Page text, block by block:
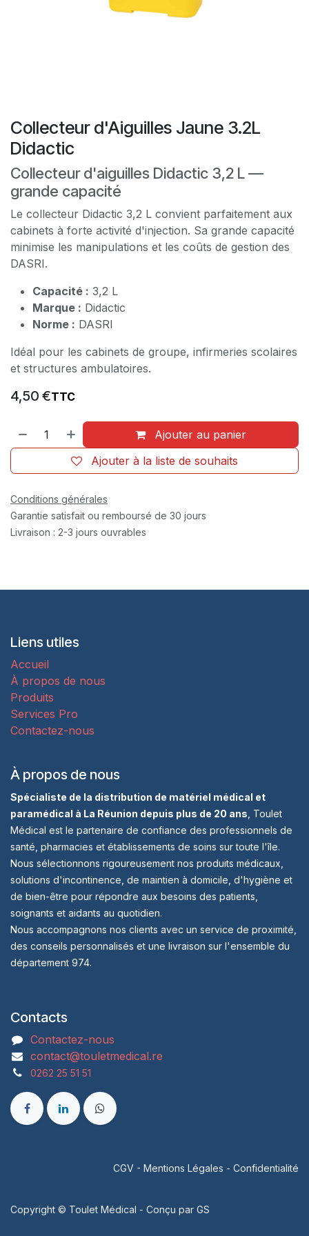
Collecteur d'Aiguilles Jaune 3.2L
Didactic
Collecteur d'aiguilles Didactic 3,2 L —
grande capacité
Le collecteur Didactic 3,2 L convient parfaitement aux
cabinets à forte activité d'injection. Sa grande capacité
minimise les manipulations et les coûts de gestion des
DASRI.
Capacité : 3,2 L
Marque : Didactic
Norme : DASRI
Idéal pour les cabinets de groupe, infirmeries scolaires
et structures ambulatoires.
4,50 €TTC
Ajouter au panier
Ajouter à la liste de souhaits
Conditions générales
Garantie satisfait ou remboursé de 30 jours
Livraison : 2-3 jours ouvrables
Liens utiles
Accueil
À propos de nous
Produits
Services Pro
Contactez-nous
À propos de nous
Spécialiste de la distribution de matériel médical et
paramédical à La Réunion depuis plus de 20 ans , Toulet
Médical est le partenaire de confiance des professionnels de
santé, pharmacies et établissements de soins sur toute l'île.
Nous sélectionnons rigoureusement nos produits médicaux,
solutions d'incontinence, de maintien à domicile, d'hygiène et
de bien-être pour répondre aux besoins des patients,
soignants et aidants au quotidien.
Nous accompagnons nos clients avec un service de proximité,
des conseils personnalisés et une livraison sur l'ensemble du
département 974.
Contacts
Contactez-nous
contact@touletmedical.re
0262 25 51 51
CGV - Mentions Légales - Confidentialité
Copyright © Toulet Médical - Conçu par GS